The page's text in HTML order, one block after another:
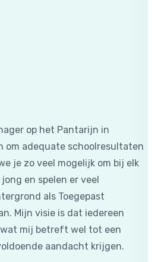
op het Pantarijn in
om adequate schoolresultaten
je zo veel mogelijk om bij elk
en spelen er veel
als Toegepast
Mijn visie is dat iedereen
wat mij betreft wel tot een
aandacht krijgen.